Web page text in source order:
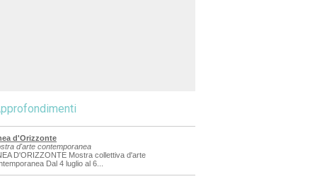
d'Orizzonte
d'arte contemporanea
D'ORIZZONTE Mostra collettiva d'arte
Dal 4 luglio al 6...